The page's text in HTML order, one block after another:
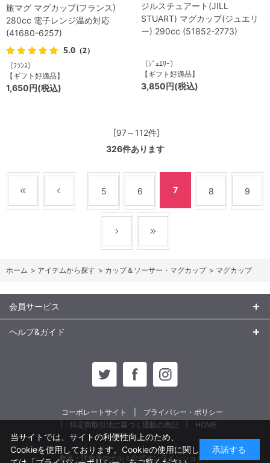
旅マグ マグカップ(フランス)
280cc 電子レンジ温め対応
(41680-6257)
5.0 （2）
（ﾌﾗﾝｽ）
【ギフト好適品】
1,650円(税込)
ジルスチュアート(JILL
STUART) マグカップ(ジュエリ
ー) 290cc (51852-2773)
（ｼﾞｭｴﾘｰ）
【ギフト好適品】
3,850円(税込)
[97～112件]
326件あります
5 6 7 8 9
ホーム > アイテムから探す > カップ＆ソーサー・マグカップ > マグカップ
会員サービス
ヘルプ&ガイド
コーポレートサイト
プライバシー・ポリシー
特定商取引法に基づく通販の表記
HOME
食器・洋食器のナルミ公式オンラインショップ
当サイトでは、サイトの利便性向上のため、
Cookieを使用しております。Cookieの使用に関し
承諾する